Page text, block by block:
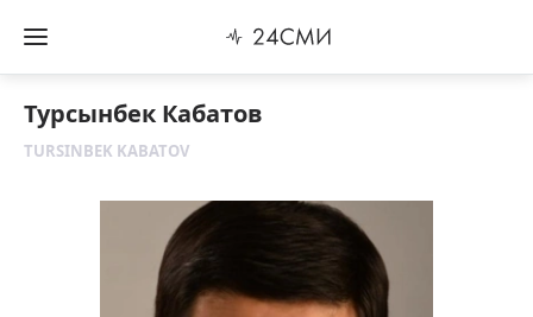
Турсынбек Кабатов
TURSINBEK KABATOV